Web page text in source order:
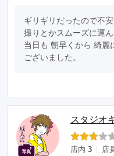
ギリギリだったので不
撮りとかスムーズに運
当日も 朝早くから 綺麗
ございました。
スタジオ
店内 3 店